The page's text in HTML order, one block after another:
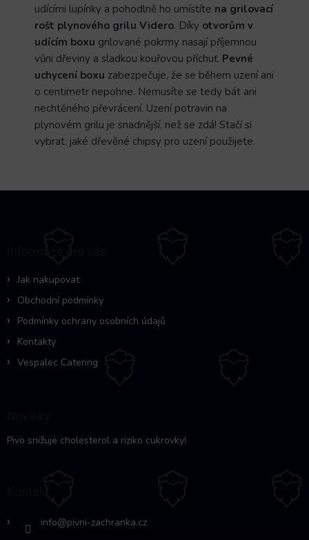
udícími lupínky a pohodlně ho umístíte na grilovací
rošt plynového grilu Videro. Díky otvorům v
udícím boxu grilované pokrmy nasají příjemnou
vůni dřeviny a sladkou kouřovou příchuť. Pevné
uchycení boxu zabezpečuje, že se během uzení ani
o centimetr nepohne. Nemusíte se tedy bát ani
nechtěného převrácení. Uzení potravin na
plynovém grilu je snadnější, než se zdá! Stačí si
vybrat, jaké dřevěné chipsy pro uzení použijete.
Jak nakupovat
Obchodní podmínky
Podmínky ochrany osobních údajů
Kontakty
Vespalec Catering
Pivo snižuje cholesterol a riziko cukrovky!
info@pivni-zachranka.cz